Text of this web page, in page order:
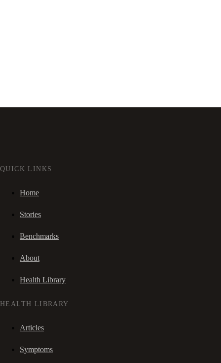
QUICK LINKS
Home
Stories
Benchmarks
About
Health Library
HEALTH LIBRARY
Articles
Symptoms